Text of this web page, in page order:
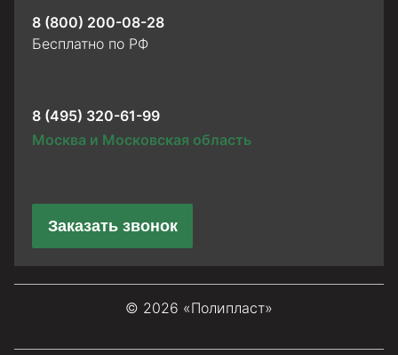
8 (800) 200-08-28
Бесплатно по РФ
8 (495) 320-61-99
Москва и Московская область
Заказать звонок
© 2026 «Полипласт»